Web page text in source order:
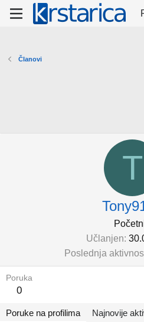
Članovi
T
Učlanjen
Poslednja
Poruka
0
Poruke na profilima Najnovije